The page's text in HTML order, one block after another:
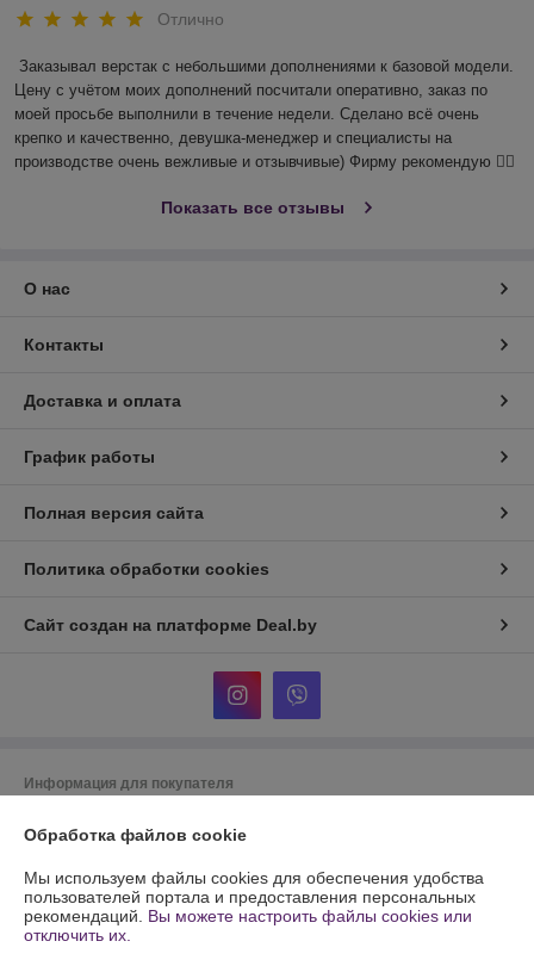
Отлично
Заказывал верстак с небольшими дополнениями к базовой модели.
Цену с учётом моих дополнений посчитали оперативно, заказ по
моей просьбе выполнили в течение недели. Сделано всё очень
крепко и качественно, девушка-менеджер и специалисты на
производстве очень вежливые и отзывчивые) Фирму рекомендую 👍🏻
Показать все отзывы
О нас
Контакты
Доставка и оплата
График работы
Полная версия сайта
Политика обработки cookies
Сайт создан на платформе Deal.by
Информация для покупателя
услуг "СТО Складской техники" (Частное предприятие "СТО Складской
220025 РБ г. Минск ул. С. Есенина д. 36 подъезд 2
Регистрационный номер ЕГР: 191572457
Обработка файлов cookie
Мы используем файлы cookies для обеспечения удобства
пользователей портала и предоставления персональных
рекомендаций. Вы можете настроить файлы cookies или
отключить их.